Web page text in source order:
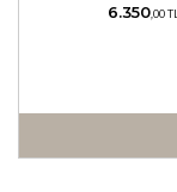
6.350,00 TL